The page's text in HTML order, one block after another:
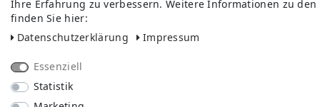
Ihre Erfahrung zu verbessern. Weitere Informationen zu
finden Sie hier:
Daten­schutz­erklärung
Impressum
Essenziell
Statistik